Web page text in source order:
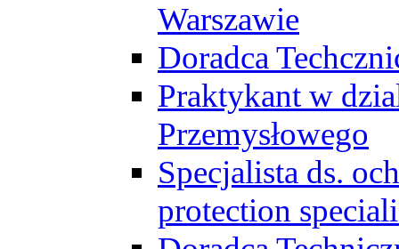
Warszawie
Doradca
Praktykant w
Przemysłowego
Specjalista ds.
protection